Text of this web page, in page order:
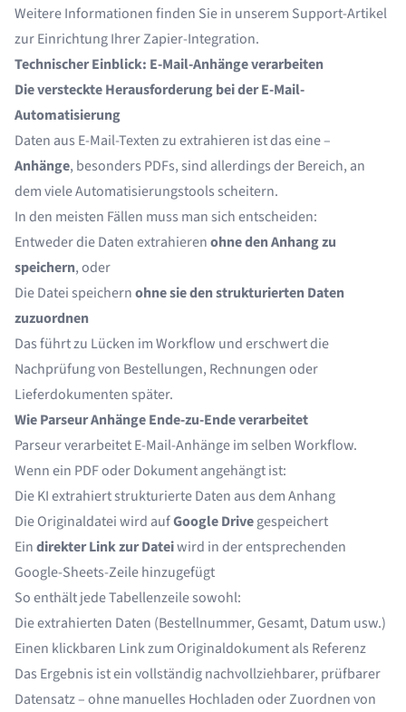
Weitere Informationen finden Sie in unserem Support-Artikel
zurEinrichtung Ihrer Zapier-Integration.
Technischer Einblick: E-Mail-Anhänge verarbeiten
Die versteckte Herausforderung bei der E-Mail-
Automatisierung
Daten aus E-Mail-Texten zu extrahieren ist das eine –
Anhänge, besonders PDFs, sind allerdings der Bereich, an
dem viele Automatisierungstools scheitern.
In den meisten Fällen muss man sich entscheiden:
Entweder die Daten extrahierenohne den Anhang zu
speichern, oder
Die Datei speichernohne sie den strukturierten Daten
zuzuordnen
Das führt zu Lücken im Workflow und erschwert die
Nachprüfung von Bestellungen, Rechnungen oder
Lieferdokumenten später.
Wie Parseur Anhänge Ende-zu-Ende verarbeitet
Parseur verarbeitet E-Mail-Anhänge im selben Workflow.
Wenn ein PDF oder Dokument angehängt ist:
Die KI extrahiert strukturierte Daten aus dem Anhang
Die Originaldatei wird aufGoogle Drivegespeichert
Eindirekter Link zur Dateiwird in der entsprechenden
Google-Sheets-Zeile hinzugefügt
So enthält jede Tabellenzeile sowohl:
Die extrahierten Daten (Bestellnummer, Gesamt, Datum usw.)
Einen klickbaren Link zum Originaldokument als Referenz
Das Ergebnis ist ein vollständig nachvollziehbarer, prüfbarer
Datensatz – ohne manuelles Hochladen oder Zuordnen von